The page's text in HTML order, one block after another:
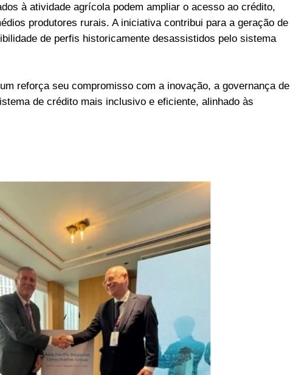
à atividade agrícola podem ampliar o acesso ao crédito,
produtores rurais. A iniciativa contribui para a geração de
de perfis historicamente desassistidos pelo sistema
reforça seu compromisso com a inovação, a governança de
de crédito mais inclusivo e eficiente, alinhado às